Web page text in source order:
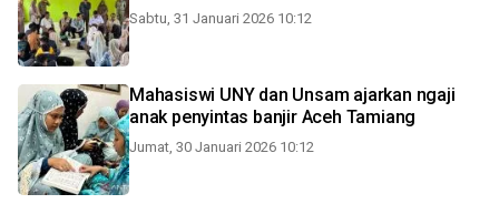
Sabtu, 31 Januari 2026 10:12
Mahasiswi UNY dan Unsam ajarkan ngaji
anak penyintas banjir Aceh Tamiang
Jumat, 30 Januari 2026 10:12